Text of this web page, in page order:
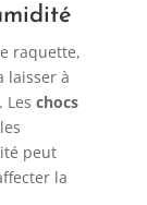
raquette,
laisser à
Les chocs
peut
la